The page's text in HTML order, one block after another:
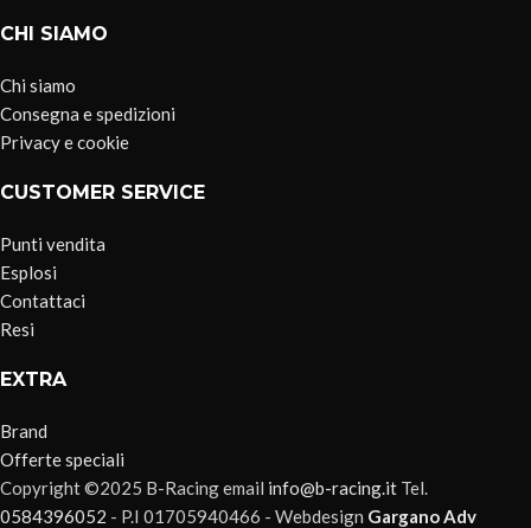
CHI SIAMO
Chi siamo
Consegna e spedizioni
Privacy e cookie
CUSTOMER SERVICE
Punti vendita
Esplosi
Contattaci
Resi
EXTRA
Brand
Offerte speciali
Copyright ©2025 B-Racing email info@b-racing.it Tel.
0584396052 - P.I 01705940466 - Webdesign Gargano Adv